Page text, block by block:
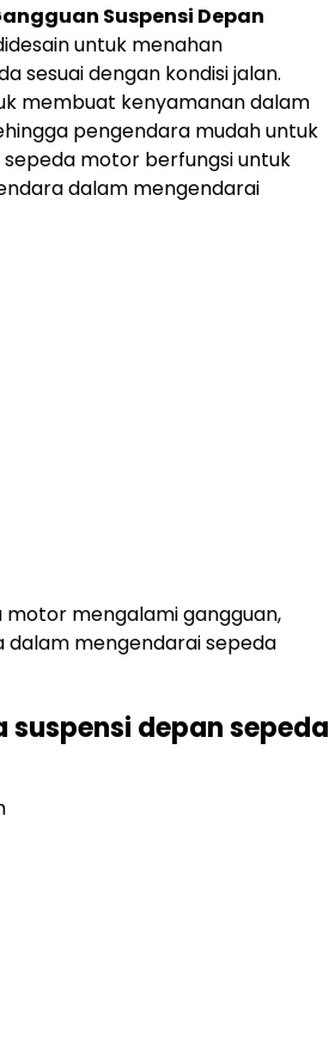
Suspensi Depan
untuk menahan
sesuai dengan kondisi jalan.
membuat kenyamanan dalam
pengendara mudah untuk
sepeda motor berfungsi untuk
dalam mengendarai
motor mengalami gangguan,
mengendarai sepeda
depan sepeda